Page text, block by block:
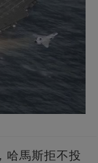
哈馬斯拒不投